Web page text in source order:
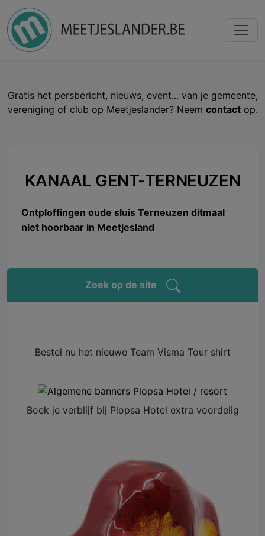
Gratis het persbericht, nieuws, event... van je gemeente,
vereniging of club op Meetjeslander? Neem contactop.
KANAAL GENT-TERNEUZEN
Ontploffingen oude sluis Terneuzen ditmaal
niet hoorbaar in Meetjesland
Zoek op de site
Bestel nu het nieuwe Team Visma Tour shirt
Boek je verblijf bij Plopsa Hotel extra voordelig